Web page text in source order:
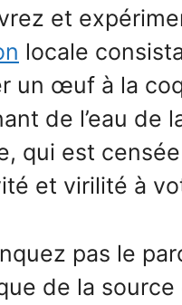
et
locale
un œuf à la
de l’eau de
qui est
et virilité à
pas le
de la source